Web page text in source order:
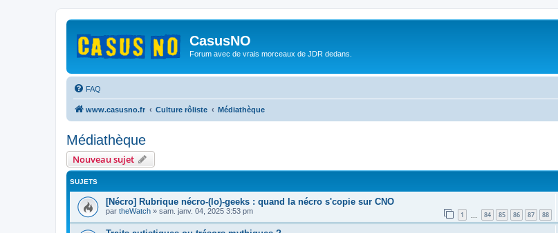
CasusNO
Forum avec de vrais morceaux de JDR dedans.
FAQ
www.casusno.fr Culture rôliste Médiathèque
Médiathèque
Nouveau sujet
SUJETS
[Nécro] Rubrique nécro-(lo)-geeks : quand la nécro s'copie sur CNO
par theWatch » sam. janv. 04, 2025 3:53 pm 1 84 85 86 87 88